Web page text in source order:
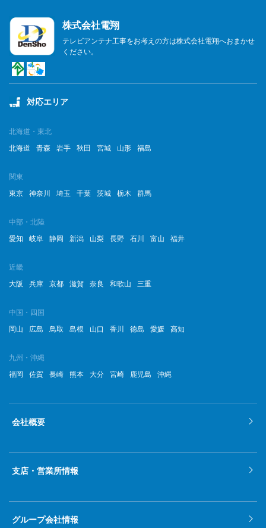
株式会社電翔
テレビアンテナ工事をお考えの方は株式会社電翔へおまかせ
ください。
対応エリア
北海道・東北
北海道
青森 岩手 秋田 宮城 山形 福島
関東
東京
神奈川 埼玉 千葉 茨城 栃木 群馬
中部・北陸
愛知
岐阜 静岡 新潟 山梨 長野 石川 富山 福井
近畿
大阪
兵庫 京都 滋賀 奈良 和歌山 三重
中国・四国
岡山
広島 鳥取 島根 山口 香川 徳島 愛媛 高知
九州・沖縄
福岡
佐賀 長崎 熊本 大分 宮崎 鹿児島 沖縄
会社概要
支店・営業所情報
グループ会社情報